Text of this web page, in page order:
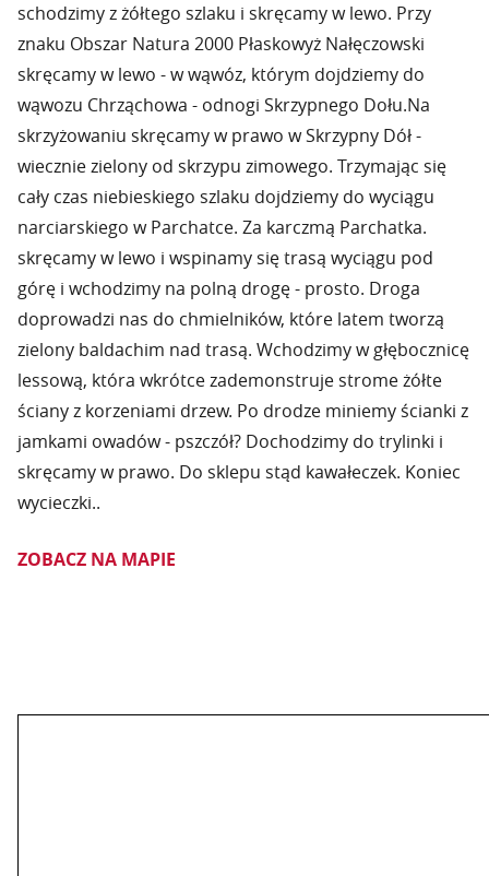
schodzimy z żółtego szlaku i skręcamy w lewo. Przy
znaku Obszar Natura 2000 Płaskowyż Nałęczowski
skręcamy w lewo - w wąwóz, którym dojdziemy do
wąwozu Chrząchowa - odnogi Skrzypnego Dołu.Na
skrzyżowaniu skręcamy w prawo w Skrzypny Dół -
wiecznie zielony od skrzypu zimowego. Trzymając się
cały czas niebieskiego szlaku dojdziemy do wyciągu
narciarskiego w Parchatce. Za karczmą Parchatka.
skręcamy w lewo i wspinamy się trasą wyciągu pod
górę i wchodzimy na polną drogę - prosto. Droga
doprowadzi nas do chmielników, które latem tworzą
zielony baldachim nad trasą. Wchodzimy w głębocznicę
lessową, która wkrótce zademonstruje strome żółte
ściany z korzeniami drzew. Po drodze miniemy ścianki z
jamkami owadów - pszczół? Dochodzimy do trylinki i
skręcamy w prawo. Do sklepu stąd kawałeczek. Koniec
wycieczki..
ZOBACZ NA MAPIE